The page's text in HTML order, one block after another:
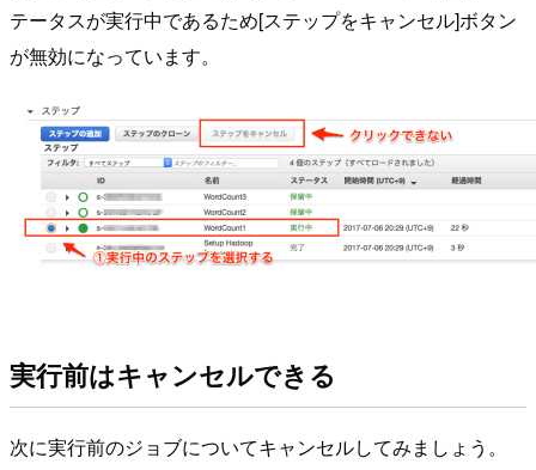
テータスが実行中であるため[ステップをキャンセル]ボタン
が無効になっています。
実行前はキャンセルできる
次に実行前のジョブについてキャンセルしてみましょう。